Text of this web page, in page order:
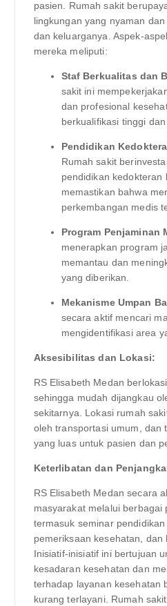
pasien. Rumah sakit
lingkungan yang nyaman
dan keluarganya. Aspek-
mereka meliputi:
Staf Berkualitas dan
sakit ini
dan profesional
berkualifikasi tinggi
Pendidikan
Rumah sakit
pendidikan kedokteran
memastikan bahwa
perkembangan medis
Program Penjaminan
menerapkan program
memantau dan
yang diberikan.
Mekanisme Umpan
secara aktif mencari
mengidentifikasi area
Aksesibilitas dan Lokasi:
RS Elisabeth Medan
sehingga mudah dijangkau
sekitarnya. Lokasi rumah
oleh transportasi umum, dan
yang luas untuk pasien dan
Keterlibatan dan
RS Elisabeth Medan secara
masyarakat melalui berbagai
termasuk seminar
pemeriksaan kesehatan, dan
Inisiatif-inisiatif ini bertujuan
kesadaran kesehatan dan
terhadap layanan kesehatan
kurang terlayani. Rumah